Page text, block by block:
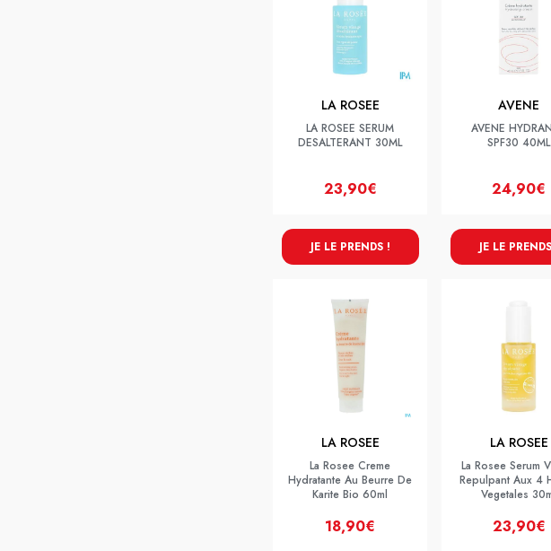
LA ROSEE
LA ROSEE SERUM
DESALTERANT 30ML
23,90€
JE LE PRENDS !
AVENE
AVENE
SPF30 40ML
24,90€
JE LE
LA ROSEE
La Rosee Creme
Hydratante Au Beurre De
Karite Bio 60ml
18,90€
LA ROSEE
La Rosee Serum
Repulpant Aux 4
Vegetales
23,90€